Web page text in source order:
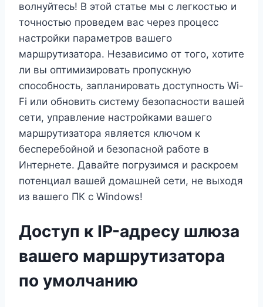
волнуйтесь! В этой статье мы с легкостью и
точностью проведем вас через процесс
настройки параметров вашего
маршрутизатора. Независимо от того, хотите
ли вы оптимизировать пропускную
способность, запланировать доступность Wi-
Fi или обновить систему безопасности вашей
сети, управление настройками вашего
маршрутизатора является ключом к
бесперебойной и безопасной работе в
Интернете. Давайте погрузимся и раскроем
потенциал вашей домашней сети, не выходя
из вашего ПК с Windows!
Доступ к IP-адресу шлюза
вашего маршрутизатора
по умолчанию